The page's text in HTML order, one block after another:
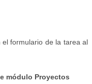
formulario de la tarea al
módulo Proyectos